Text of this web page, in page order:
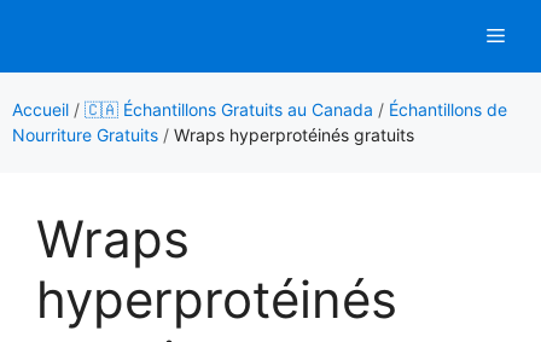
contenu
Accueil / 🇨🇦 Échantillons Gratuits au Canada / Échantillons de
Nourriture Gratuits / Wraps hyperprotéinés gratuits
Wraps
hyperprotéinés